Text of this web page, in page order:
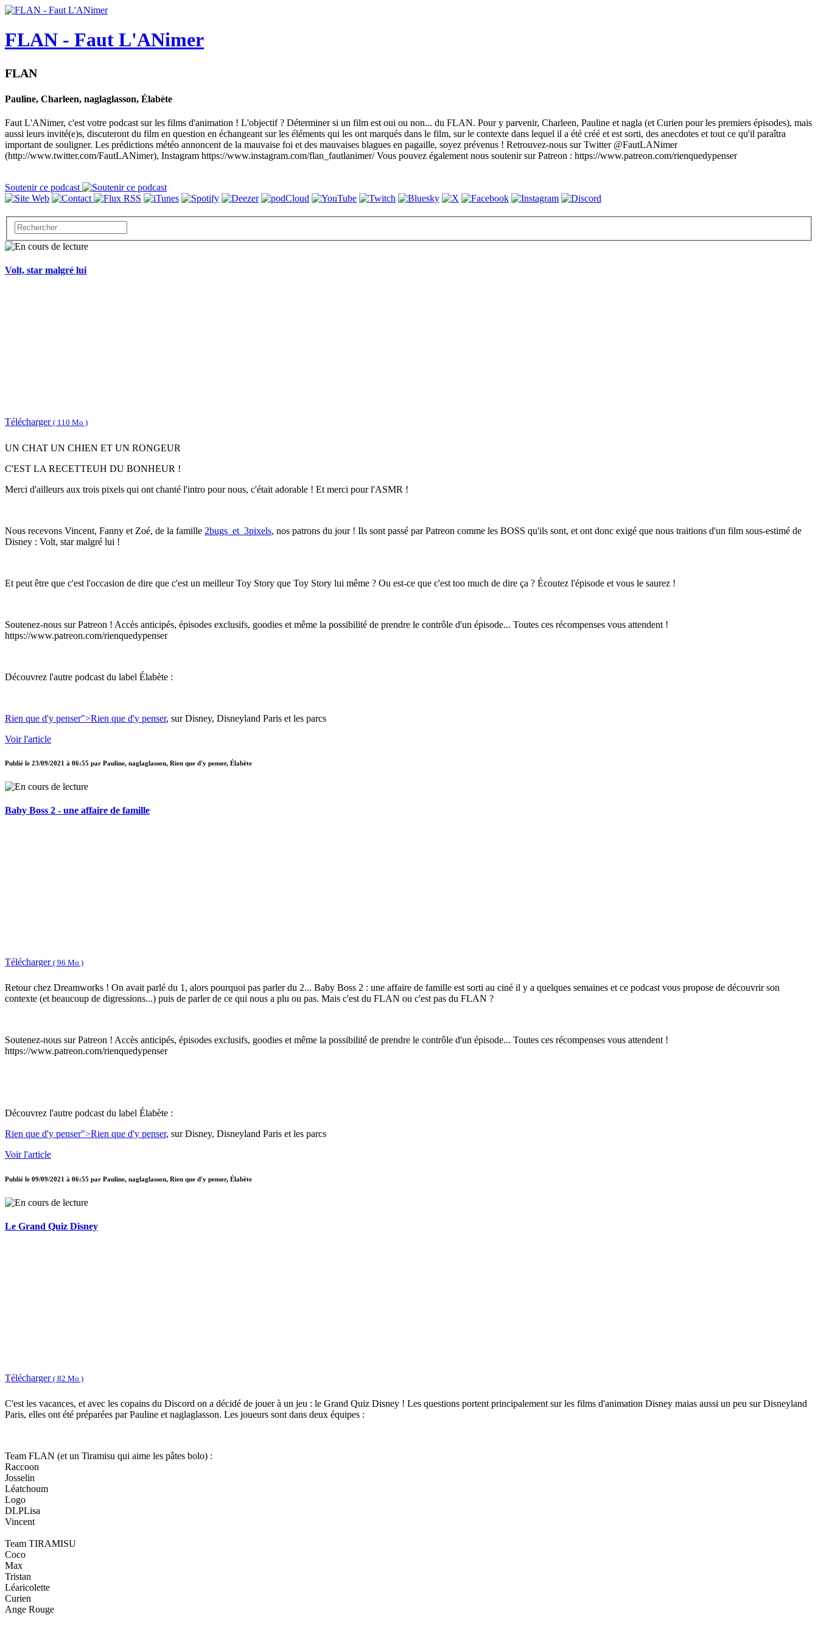
FLAN - Faut L'ANimer
FLAN
Pauline, Charleen, naglaglasson, Élabète
Faut L'ANimer, c'est votre podcast sur les films d'animation ! L'objectif ? Déterminer si un film est oui ou non... du FLAN. Pour y parvenir, Charleen, Pauline et nagla (et Curien pour les premiers épisodes), mais
aussi leurs invité(e)s, discuteront du film en question en échangeant sur les éléments qui les ont marqués dans le film, sur le contexte dans lequel il a été créé et est sorti, des anecdotes et tout ce qu'il paraîtra
important de souligner. Les prédictions météo annoncent de la mauvaise foi et des mauvaises blagues en pagaille, soyez prévenus ! Retrouvez-nous sur Twitter @FautLANimer
(http://www.twitter.com/FautLANimer), Instagram https://www.instagram.com/flan_fautlanimer/ Vous pouvez également nous soutenir sur Patreon : https://www.patreon.com/rienquedypenser
Soutenir ce podcast
Volt, star malgré lui
Télécharger ( 110 Mo )
UN CHAT UN CHIEN ET UN RONGEUR
C'EST LA RECETTEUH DU BONHEUR !
Merci d'ailleurs aux trois pixels qui ont chanté l'intro pour nous, c'était adorable ! Et merci pour l'ASMR !
Nous recevons Vincent, Fanny et Zoé, de la famille 2bugs_et_3pixels, nos patrons du jour ! Ils sont passé par Patreon comme les BOSS qu'ils sont, et ont donc exigé que nous traitions d'un film sous-estimé de
Disney : Volt, star malgré lui !
Et peut être que c'est l'occasion de dire que c'est un meilleur Toy Story que Toy Story lui même ? Ou est-ce que c'est too much de dire ça ? Écoutez l'épisode et vous le saurez !
Soutenez-nous sur Patreon ! Accès anticipés, épisodes exclusifs, goodies et même la possibilité de prendre le contrôle d'un épisode... Toutes ces récompenses vous attendent !
https://www.patreon.com/rienquedypenser
Découvrez l'autre podcast du label Élabète :
Rien que d'y penser">Rien que d'y penser, sur Disney, Disneyland Paris et les parcs
Voir l'article
Publié le 23/09/2021 à 06:55 par Pauline, naglaglasson, Rien que d'y penser, Élabète
Baby Boss 2 - une affaire de famille
Télécharger ( 96 Mo )
Retour chez Dreamworks ! On avait parlé du 1, alors pourquoi pas parler du 2... Baby Boss 2 : une affaire de famille est sorti au ciné il y a quelques semaines et ce podcast vous propose de découvrir son
contexte (et beaucoup de digressions...) puis de parler de ce qui nous a plu ou pas. Mais c'est du FLAN ou c'est pas du FLAN ?
Soutenez-nous sur Patreon ! Accès anticipés, épisodes exclusifs, goodies et même la possibilité de prendre le contrôle d'un épisode... Toutes ces récompenses vous attendent !
https://www.patreon.com/rienquedypenser
Découvrez l'autre podcast du label Élabète :
Rien que d'y penser">Rien que d'y penser, sur Disney, Disneyland Paris et les parcs
Voir l'article
Publié le 09/09/2021 à 06:55 par Pauline, naglaglasson, Rien que d'y penser, Élabète
Le Grand Quiz Disney
Télécharger ( 82 Mo )
C'est les vacances, et avec les copains du Discord on a décidé de jouer à un jeu : le Grand Quiz Disney ! Les questions portent principalement sur les films d'animation Disney maias aussi un peu sur Disneyland
Paris, elles ont été préparées par Pauline et naglaglasson. Les joueurs sont dans deux équipes :
Team FLAN (et un Tiramisu qui aime les pâtes bolo) :
Raccoon
Josselin
Léatchoum
Logo
DLPLisa
Vincent
Team TIRAMISU
Coco
Max
Tristan
Léaricolette
Curien
Ange Rouge